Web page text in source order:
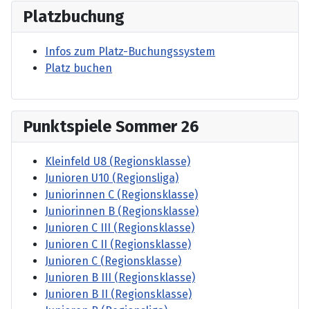
Platzbuchung
Infos zum Platz-Buchungssystem
Platz buchen
Punktspiele Sommer 26
Kleinfeld U8 (Regionsklasse)
Junioren U10 (Regionsliga)
Juniorinnen C (Regionsklasse)
Juniorinnen B (Regionsklasse)
Junioren C III (Regionsklasse)
Junioren C II (Regionsklasse)
Junioren C (Regionsklasse)
Junioren B III (Regionsklasse)
Junioren B II (Regionsklasse)